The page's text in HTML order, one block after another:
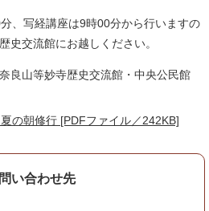
、写経講座は9時00分から行いますの
史交流館にお越しください。
良山等妙寺歴史交流館・中央公民館
の朝修行 [PDFファイル／242KB]
い合わせ先